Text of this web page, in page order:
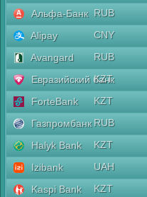
Альфа-Банк RUB
Alipay
CNY
Avangard
RUB
Евразийский банк
KZT
ForteBank
KZT
Газпромбанк RUB
Halyk Bank
KZT
Izibank
UAH
Kaspi Bank
KZT